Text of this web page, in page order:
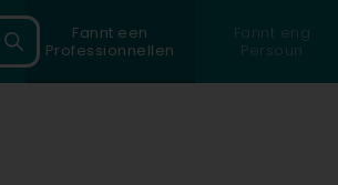
Fannt een
Professionnellen
Fannt eng
Persoun